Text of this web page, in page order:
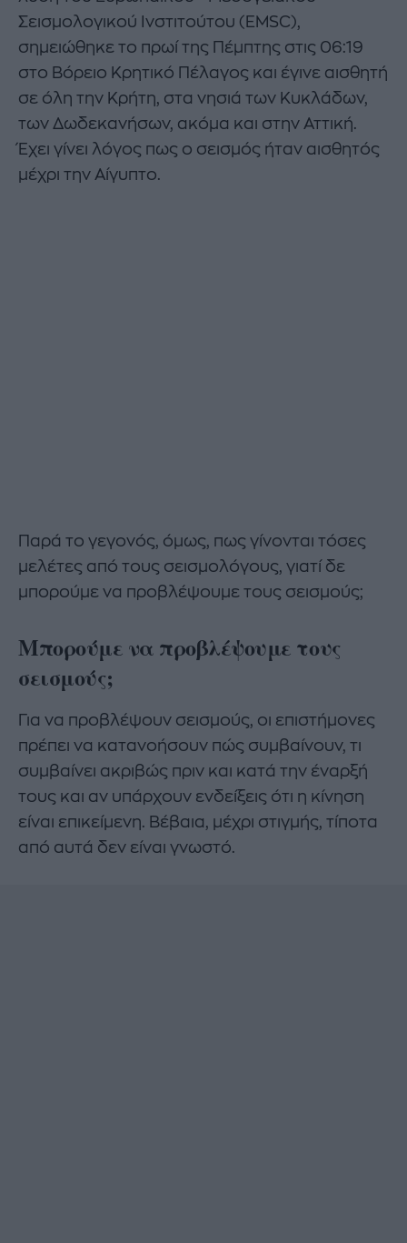
Σεισμολογικού Ινστιτούτου (EMSC),
σημειώθηκε το πρωί της Πέμπτης στις 06:19
στο Βόρειο Κρητικό Πέλαγος και έγινε αισθητή
σε όλη την Κρήτη, στα νησιά των Κυκλάδων,
των Δωδεκανήσων, ακόμα και στην Αττική.
Έχει γίνει λόγος πως ο σεισμός ήταν αισθητός
μέχρι την Αίγυπτο.
Παρά το γεγονός, όμως, πως γίνονται τόσες
μελέτες από τους σεισμολόγους, γιατί δε
μπορούμε να προβλέψουμε τους σεισμούς;
Μπορούμε να προβλέψουμε τους
σεισμούς;
Για να προβλέψουν σεισμούς, οι επιστήμονες
πρέπει να κατανοήσουν πώς συμβαίνουν, τι
συμβαίνει ακριβώς πριν και κατά την έναρξή
τους και αν υπάρχουν ενδείξεις ότι η κίνηση
είναι επικείμενη. Βέβαια, μέχρι στιγμής, τίποτα
από αυτά δεν είναι γνωστό.